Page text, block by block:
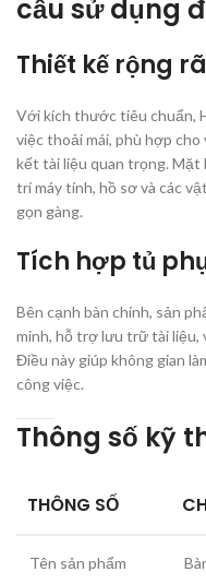
cầu sử dụng
Thiết kế rộng
Với kích thước tiêu chuẩn,
việc thoải mái, phù hợp
kết tài liệu quan trọng. Mặt
trí máy tính, hồ sơ và các
gọn gàng.
Tích hợp tủ
Bên cạnh bàn chính, sản
minh, hỗ trợ lưu trữ tài liệu,
Điều này giúp không gian
công việc.
Thông số kỹ
THÔNG SỐ
Tên sản phẩm